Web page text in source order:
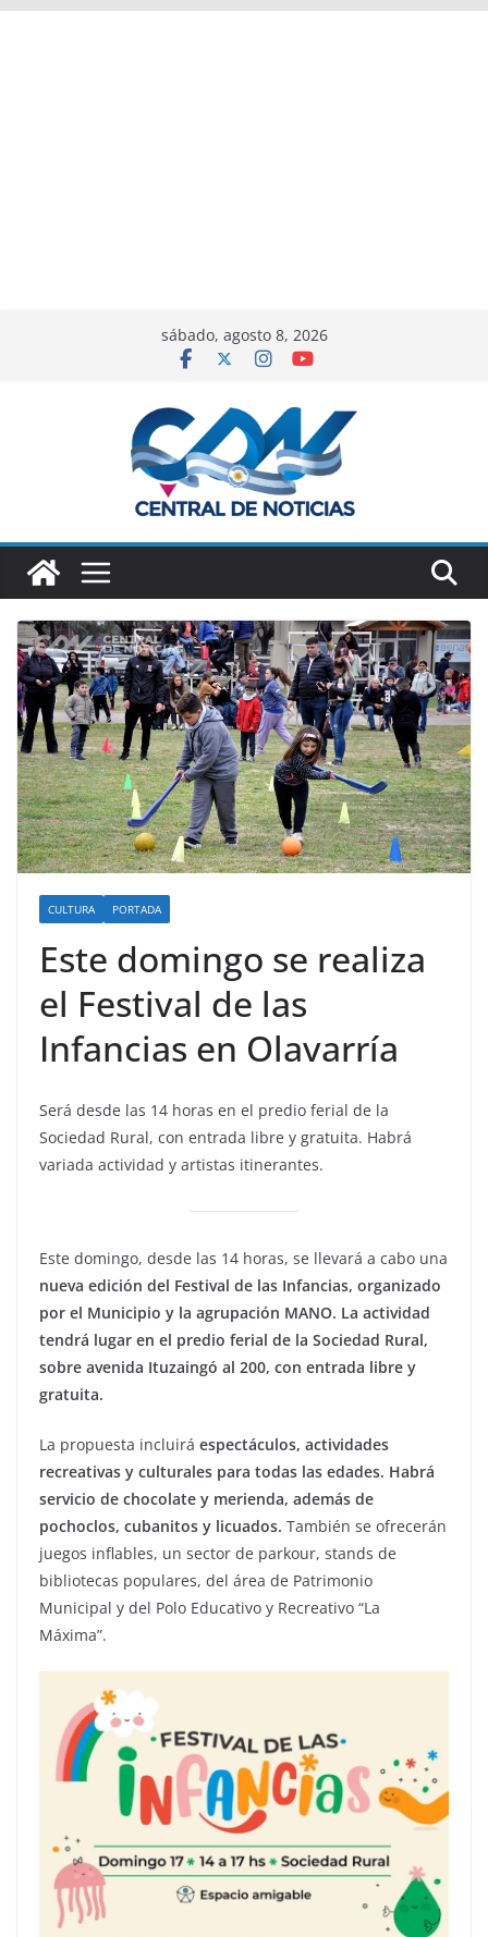
sábado, agosto 8, 2026
CULTURA PORTADA
Este domingo se realiza
el Festival de las
Infancias en Olavarría
Será desde las 14 horas en el predio ferial de la
Sociedad Rural, con entrada libre y gratuita. Habrá
variada actividad y artistas itinerantes.
Este domingo, desde las 14 horas, se llevará a cabo una
nueva edición del Festival de las Infancias, organizado
por el Municipio y la agrupación MANO. La actividad
tendrá lugar en el predio ferial de la Sociedad Rural,
sobre avenida Ituzaingó al 200, con entrada libre y
gratuita.
La propuesta incluirá espectáculos, actividades
recreativas y culturales para todas las edades. Habrá
servicio de chocolate y merienda, además de
pochoclos, cubanitos y licuados. También se ofrecerán
juegos inflables, un sector de parkour, stands de
bibliotecas populares, del área de Patrimonio
Municipal y del Polo Educativo y Recreativo “La
Máxima”.